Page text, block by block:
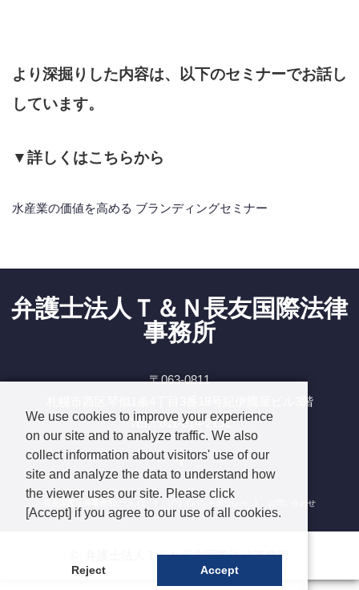
より深掘りした内容は、以下のセミナーでお話し
しています。
▼詳しくはこちらから
水産業の価値を高める ブランディングセミナー
弁護士法人Ｔ＆Ｎ長友国際法律
事務所
〒063-0811
札幌市西区琴似1条4丁目3番18号紀伊國屋ビル3階
TEL : 011-614-2131
Facebook
お問い合わせ
弁護士法人Ｔ＆Ｎ長友国際法律事務所
We use cookies to improve your experience
on our site and to analyze traffic. We also
collect information about visitors' use of our
site and analyze the data to understand how
the viewer uses our site. Please click
[Accept] if you agree to our use of all cookies.
Reject Accept